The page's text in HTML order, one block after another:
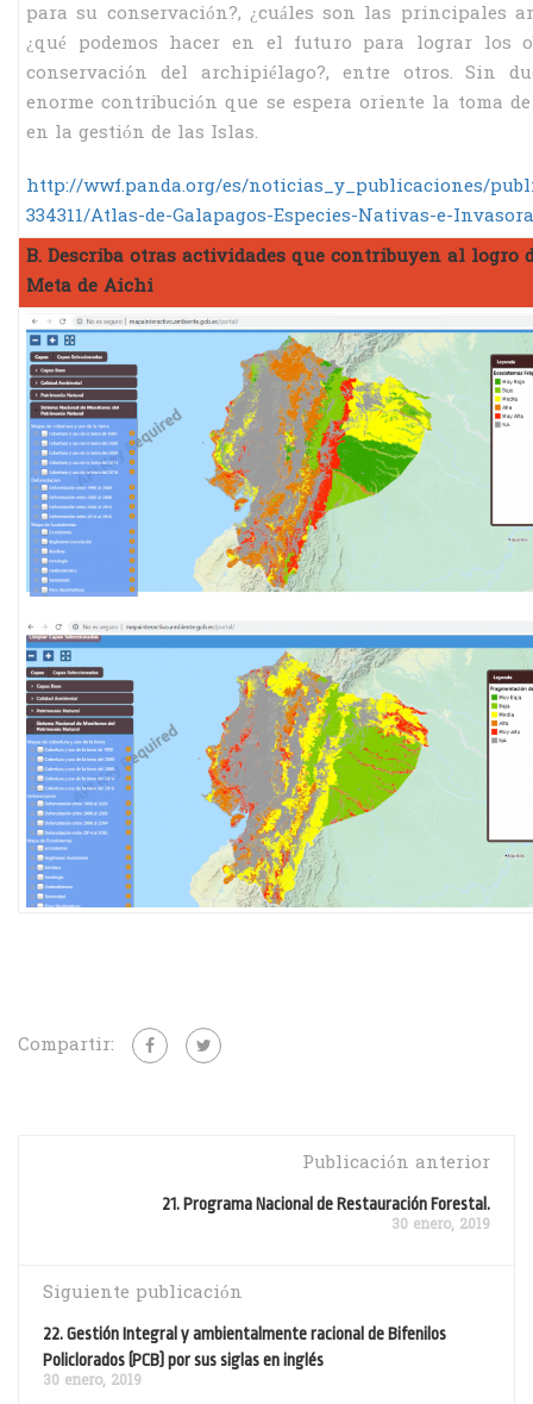
para su conservación?, ¿cuáles son las principales
¿qué podemos hacer en el futuro para lograr los
conservación del archipiélago?, entre otros. Sin
enorme contribución que se espera oriente la toma
en la gestión de las Islas.
http://wwf.panda.org/es/noticias_y_publicaciones/
334311/Atlas-de-Galapagos-Especies-Nativas-e-
B. Describa otras actividades que contribuyen al logro
Meta de Aichi
Compartir:
Publicación anterior
21. Programa Nacional de Restauración Forestal.
30 enero, 2019
Siguiente publicación
22. Gestión Integral y ambientalmente racional de Bifenilos
Policlorados (PCB) por sus siglas en inglés
30 enero, 2019